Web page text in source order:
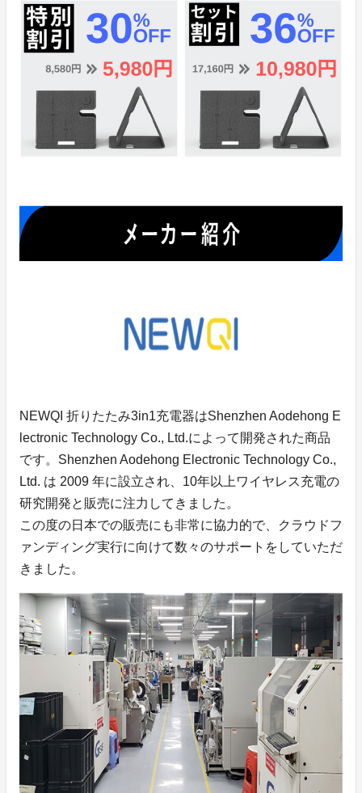
NEWQI 折りたたみ3in1充電器はShenzhen Aodehong E
lectronic Technology Co., Ltd.によって開発された商品
です。Shenzhen Aodehong Electronic Technology Co.,
Ltd. は 2009 年に設立され、10年以上ワイヤレス充電の
研究開発と販売に注力してきました。
この度の日本での販売にも非常に協力的で、クラウドフ
ァンディング実行に向けて数々のサポートをしていただ
きました。